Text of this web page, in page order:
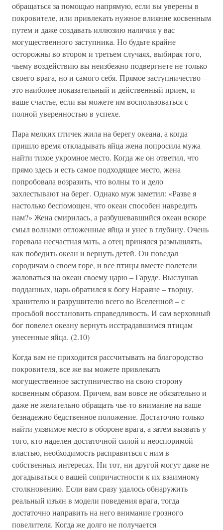
обращаться за помощью напрямую, если вы уверены в
покровителе, или привлекать нужное влияние косвенным
путем и даже создавать иллюзию наличия у вас
могущественного заступника. Но будьте крайне
осторожны во втором и третьем случаях, выбирая того,
чьему воздействию вы неизбежно подвергнете не только
своего врага, но и самого себя. Прямое заступничество –
это наиболее показательный и действенный прием, и
ваше счастье, если вы можете им воспользоваться с
полной уверенностью в успехе.
Пара мелких птичек жила на берегу океана, а когда
пришло время откладывать яйца жена попросила мужа
найти тихое укромное место. Когда же он ответил, что
прямо здесь и есть самое подходящее место, жена
попробовала возразить, что волны то и дело
захлестывают на берег. Однако муж заметил: «Разве я
настолько беспомощен, что океан способен навредить
нам?» Жена смирилась, а разбушевавшийся океан вскоре
смыл волнами отложенные яйца и унес в глубину. Очень
горевала несчастная мать, а отец принялся размышлять,
как победить океан и вернуть детей. Он поведал
сородичам о своем горе, и все птицы вместе полетели
жаловаться на океан своему царю – Гаруде. Выслушав
подданных, царь обратился к богу Нараяне – творцу,
хранителю и разрушителю всего во Вселенной – с
просьбой восстановить справедливость. И сам верховный
бог повелел океану вернуть исстрадавшимся птицам
унесенные яйца. (2.10)
Когда вам не приходится рассчитывать на благородство
покровителя, все же вы можете привлекать
могущественное заступничество на свою сторону
косвенным образом. Причем, вам вовсе не обязательно и
даже не желательно обращать чье-то внимание на ваше
безнадежно бедственное положение. Достаточно только
найти уязвимое место в обороне врага, а затем вызвать у
того, кто наделен достаточной силой и неоспоримой
властью, необходимость расправиться с ним в
собственных интересах. Ни тот, ни другой могут даже не
догадываться о вашей сопричастности к их взаимному
столкновению. Если вам сразу удалось обнаружить
реальный изъян в модели поведения врага, тогда
достаточно направить на него внимание грозного
повелителя. Когда же долго не получается